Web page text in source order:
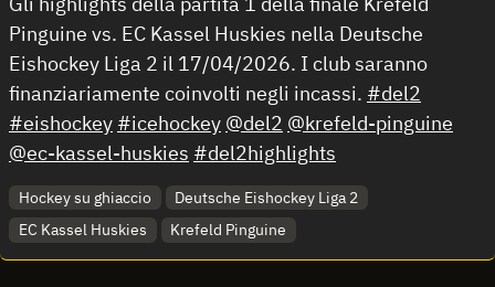
Pinguine vs. EC Kassel Huskies nella Deutsche
Eishockey Liga 2 il 17/04/2026. I club saranno
finanziariamente coinvolti negli incassi. #del2
#eishockey #icehockey @del2 @krefeld-pinguine
@ec-kassel-huskies #del2highlights
Hockey su ghiaccio
Deutsche Eishockey Liga 2
EC Kassel Huskies
Krefeld Pinguine